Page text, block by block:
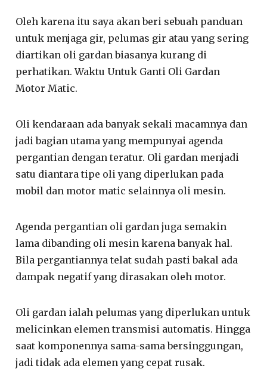
Oleh karena itu saya akan beri sebuah panduan
untuk menjaga gir, pelumas gir atau yang sering
diartikan oli gardan biasanya kurang di
perhatikan. Waktu Untuk Ganti Oli Gardan
Motor Matic.
Oli kendaraan ada banyak sekali macamnya dan
jadi bagian utama yang mempunyai agenda
pergantian dengan teratur. Oli gardan menjadi
satu diantara tipe oli yang diperlukan pada
mobil dan motor matic selainnya oli mesin.
Agenda pergantian oli gardan juga semakin
lama dibanding oli mesin karena banyak hal.
Bila pergantiannya telat sudah pasti bakal ada
dampak negatif yang dirasakan oleh motor.
Oli gardan ialah pelumas yang diperlukan untuk
melicinkan elemen transmisi automatis. Hingga
saat komponennya sama-sama bersinggungan,
jadi tidak ada elemen yang cepat rusak.